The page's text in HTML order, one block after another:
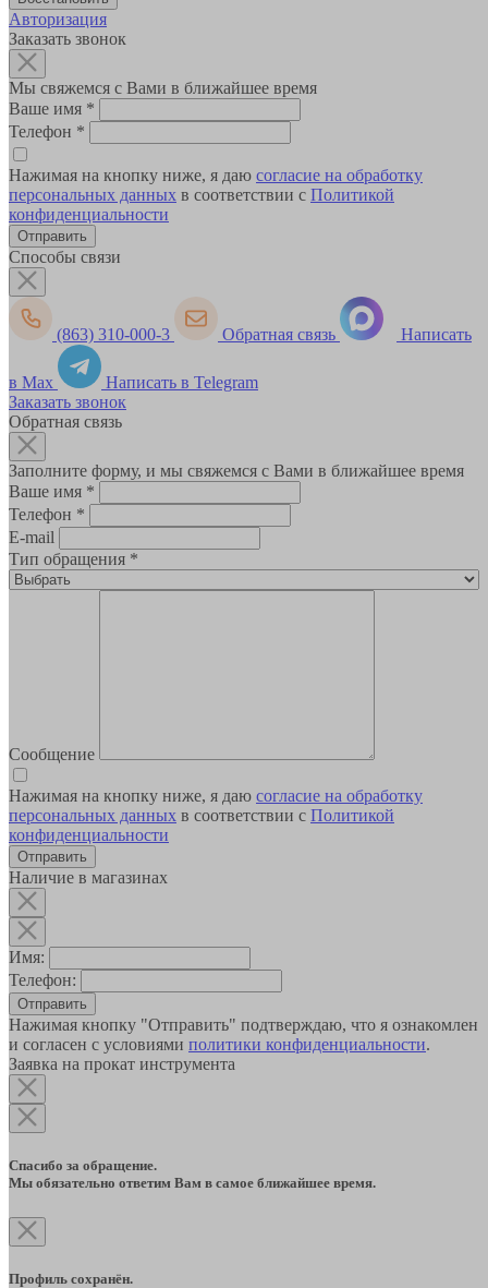
Авторизация
Заказать звонок
Мы свяжемся с Вами в ближайшее время
Ваше имя *
Телефон *
Нажимая на кнопку ниже, я даю согласие на обработку
персональных данных в соответствии с Политикой
конфиденциальности
Способы связи
(863) 310-000-3 Обратная связь Написать
в Max
Написать в Telegram
Заказать звонок
Обратная связь
Заполните форму, и мы свяжемся с Вами в ближайшее время
Ваше имя *
Телефон *
E-mail
Тип обращения *
Сообщение
Нажимая на кнопку ниже, я даю согласие на обработку
персональных данных в соответствии с Политикой
конфиденциальности
Наличие в магазинах
Имя:
Телефон:
Отправить
Нажимая кнопку "Отправить" подтверждаю, что я ознакомлен
и согласен с условиями политики конфиденциальности.
Заявка на прокат инструмента
Спасибо за обращение.
Мы обязательно ответим Вам в самое ближайшее время.
Профиль сохранён.